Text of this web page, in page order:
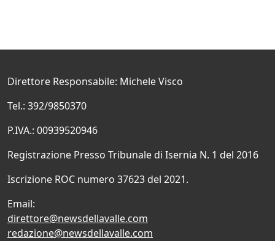
Direttore Responsabile: Michele Visco
Tel.: 392/9850370
P.IVA.: 00939520946
Registrazione Presso Tribunale di Isernia N. 1 del 2016
Iscrizione ROC numero 37623 del 2021.
Email:
direttore@newsdellavalle.com
redazione@newsdellavalle.com